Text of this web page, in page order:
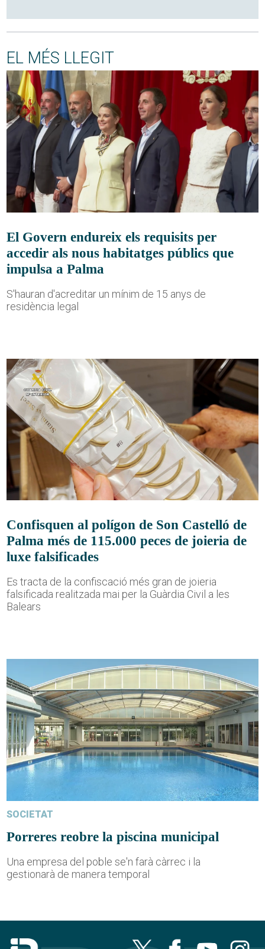
EL MÉS LLEGIT
El Govern endureix els requisits per
accedir als nous habitatges públics que
impulsa a Palma
S'hauran d'acreditar un mínim de 15 anys de
residència legal
Confisquen al polígon de Son Castelló de
Palma més de 115.000 peces de joieria de
luxe falsificades
Es tracta de la confiscació més gran de joieria
falsificada realitzada mai per la Guàrdia Civil a les
Balears
SOCIETAT
Porreres reobre la piscina municipal
Una empresa del poble se'n farà càrrec i la
gestionarà de manera temporal